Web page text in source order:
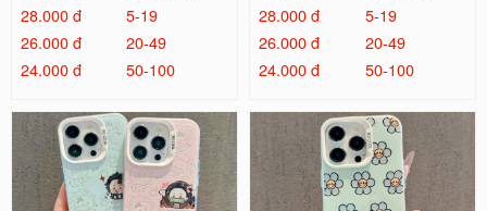
28.000 đ
5-19
26.000 đ
20-49
24.000 đ
50-100
28.000 đ
5-19
26.000 đ
20-49
24.000 đ
50-100